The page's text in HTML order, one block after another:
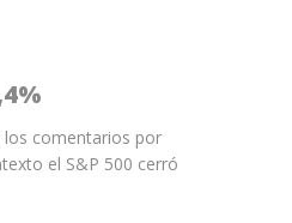
los comentarios por
el S&P 500 cerró